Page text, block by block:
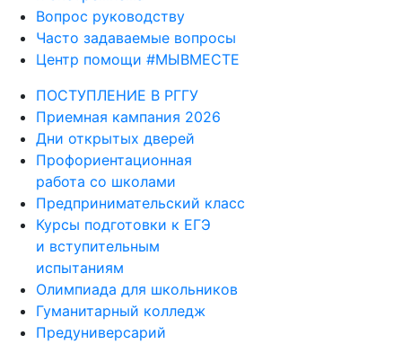
Вопрос руководству
Часто задаваемые вопросы
Центр помощи #МЫВМЕСТЕ
ПОСТУПЛЕНИЕ В РГГУ
Приемная кампания 2026
Дни открытых дверей
Профориентационная
работа со школами
Предпринимательский класс
Курсы подготовки к ЕГЭ
и вступительным
испытаниям
Олимпиада для школьников
Гуманитарный колледж
Предуниверсарий